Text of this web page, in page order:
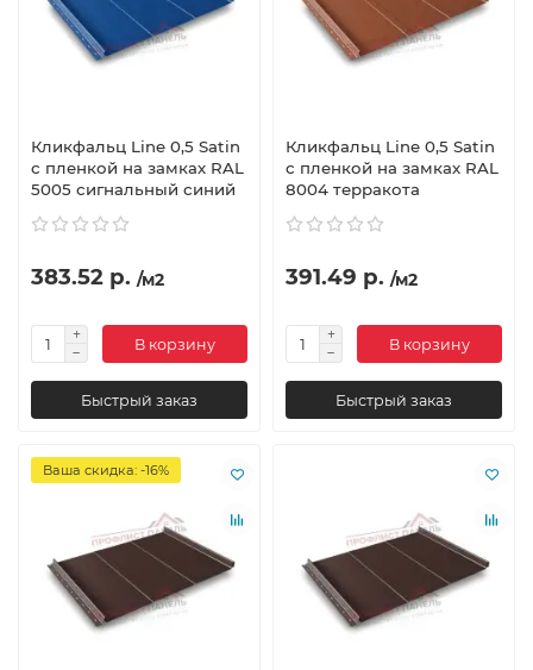
Кликфальц Line 0,5 Satin
с пленкой на замках RAL
5005 сигнальный синий
383.52 р. /м2
В корзину
Быстрый заказ
Кликфальц Line 0,5 Satin
с пленкой на замках RAL
8004 терракота
391.49 р. /м2
В корзину
Быстрый заказ
Ваша скидка: -16%